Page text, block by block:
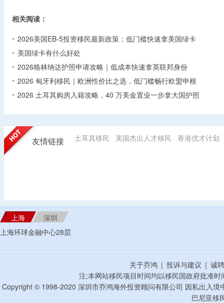
相关阅读：
2026美国EB-5投资移民最新政策：低门槛快速拿美国绿卡
美国绿卡有什么好处
2026格林纳达护照申请攻略｜低成本快速拿英联邦身份
2026 匈牙利移民｜欧洲性价比之选，低门槛畅行欧盟申根
2026 土耳其购房入籍攻略，40 万美金置业一步拿大国护照
友情链接 土耳其移民 美国杰出人才移民 香港优才计划
上海
深圳
上海环球金融中心28层
关于乔鸿 | 投诉与建议 | 诚
注;本网站移民项目时间均以移民国政府批准
Copyright © 1998-2020 深圳市乔鸿海外投资顾问有限公司 因私出入
巴尼亚移